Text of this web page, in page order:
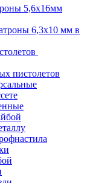
5,6х16мм
6,3х10 мм в
пистолетов